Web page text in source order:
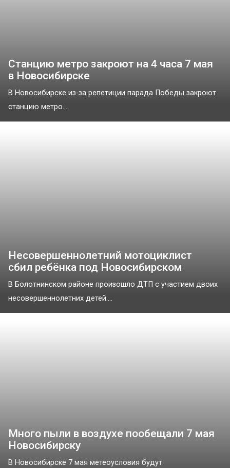
Станцию метро закроют на 4 часа 7 мая
в Новосибирске
В Новосибирске из-за репетиции парада Победы закроют
станцию метро....
Несовершеннолетний мотоциклист
сбил ребёнка под Новосибирском
В Болотнинском районе произошло ДТП с участием двоих
несовершеннолетних детей....
Много пыли в воздухе пообещали 7 мая
Новосибирску
В Новосибирске 7 мая метеоусловия будут